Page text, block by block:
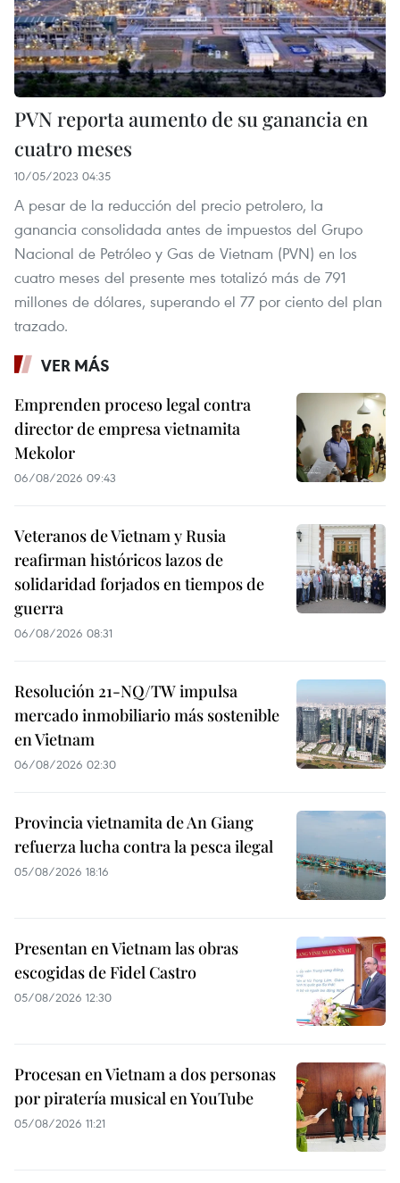
PVN reporta aumento de su ganancia en
cuatro meses
10/05/2023 04:35
A pesar de la reducción del precio petrolero, la
ganancia consolidada antes de impuestos del Grupo
Nacional de Petróleo y Gas de Vietnam (PVN) en los
cuatro meses del presente mes totalizó más de 791
millones de dólares, superando el 77 por ciento del plan
trazado.
VER MÁS
Emprenden proceso legal contra
director de empresa vietnamita
Mekolor
06/08/2026 09:43
Veteranos de Vietnam y Rusia
reafirman históricos lazos de
solidaridad forjados en tiempos de
guerra
06/08/2026 08:31
Resolución 21-NQ/TW impulsa
mercado inmobiliario más sostenible
en Vietnam
06/08/2026 02:30
Provincia vietnamita de An Giang
refuerza lucha contra la pesca ilegal
05/08/2026 18:16
Presentan en Vietnam las obras
escogidas de Fidel Castro
05/08/2026 12:30
Procesan en Vietnam a dos personas
por piratería musical en YouTube
05/08/2026 11:21